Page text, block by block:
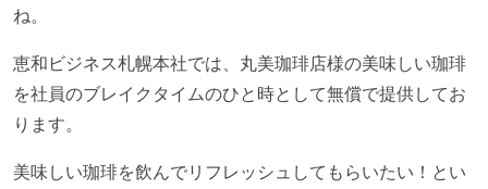
ね。
恵和ビジネス札幌本社では、丸美珈琲店様の美味しい珈琲
を社員のブレイクタイムのひと時として無償で提供してお
ります。
美味しい珈琲を飲んでリフレッシュしてもらいたい！とい